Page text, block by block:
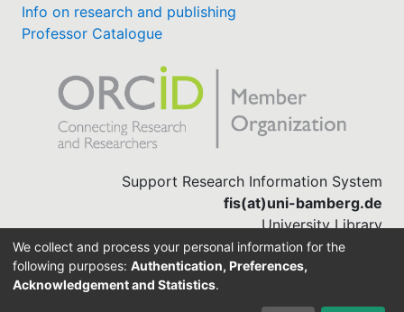
Info on research and publishing
Professor Catalogue
Support Research Information System
fis(at)uni-bamberg.de
University Library
(0951) 863-1568
We collect and process your personal information for the
following purposes: Authentication, Preferences,
Acknowledgement and Statistics.